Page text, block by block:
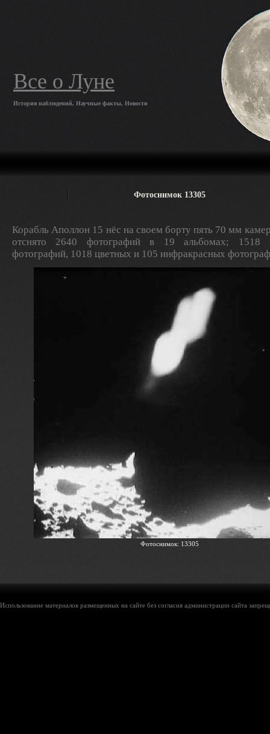
Все о Луне
История наблюдений, Научные факты, Новости
Фотоснимок 13305
Корабль Аполлон 15 нёс на своем борту пять 70 мм
отснято 2640 фотографий в 19 альбомах; 1518
фотографий, 1018 цветных и 105 инфракрасных
Фотоснимок: 13305
Использование материалов размещенных на сайте без согласия администрации сайта